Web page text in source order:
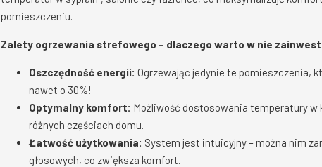
pomieszczeniu.
Zalety ogrzewania strefowego – dlaczego warto w nie
Oszczędność energii: Ogrzewając jedynie te pomieszczenia,
nawet o 30%!
Optymalny komfort: Możliwość dostosowania temperatury
różnych częściach domu.
Łatwość użytkowania: System jest intuicyjny – można nim
głosowych, co zwiększa komfort.